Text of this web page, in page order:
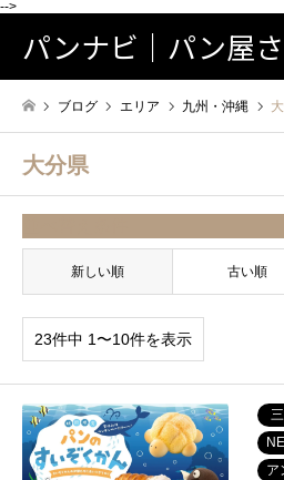
-->
パンナビ｜パン屋
ブログ エリア 九州・沖縄
大分県
新しい順 古い順
23件中 1〜10件を表示
ア